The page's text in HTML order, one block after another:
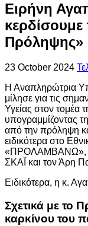
Ειρήνη
κερδίσουμε
Πρόληψης»
23 October 2024
Η Αναπληρώτρια
μίλησε για τις
Υγείας στον τομέα
υπογραμμίζοντας
από την πρόληψη
ειδικότερα στο
«ΠΡΟΛΑΜΒΑΝΩ»,
ΣΚΑΪ και τον Άρη
Ειδικότερα, η κ.
Σχετικά με το
καρκίνου του